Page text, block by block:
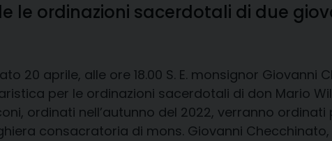
le ordinazioni sacerdotali di due
20 aprile, alle ore 18.00 S. E. monsignor
per le ordinazioni sacerdotali di don Mario
ordinati nell’autunno del 2022, verranno
consacratoria di mons. Giovanni Checchinato,